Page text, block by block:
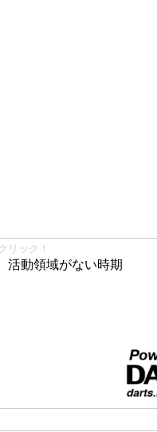
リック！
活動領域がない時期